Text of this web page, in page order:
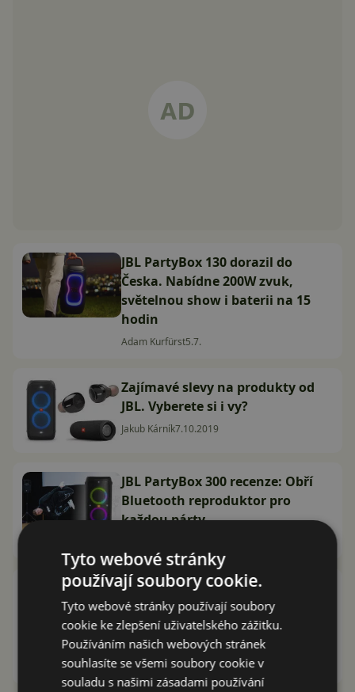
JBL PartyBox 130 dorazil do
Česka. Nabídne 200W zvuk,
světelnou show i baterii na 15
hodin
Adam Kurfürst5.7.
Zajímavé slevy na produkty od
JBL. Vyberete si i vy?
Jakub Kárník7.10.2019
JBL PartyBox 300 recenze: Obří
Bluetooth reproduktor pro
každou párty
Sleva na JBL reproduktory a
sluchátka exkluzivně pro čtenáře
Svět Androida a po omezenou
dobu
David Trlica11.4.2019
Tyto webové stránky
používají soubory cookie.
Tyto webové stránky používají soubory
cookie ke zlepšení uživatelského zážitku.
Používáním našich webových stránek
souhlasíte se všemi soubory cookie v
souladu s našimi zásadami používání